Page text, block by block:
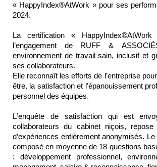
« HappyIndex®AtWork » pour ses
2024.
La certification «
l’engagement de RUFF &
environnement de travail sain, inclusif et
ses collaborateurs.
Elle reconnaît les efforts de l’entreprise
être, la satisfaction et l’épanouissement
personnel des équipes.
L’enquête de satisfactionqui est
collaborateurs du cabinet niçois, repose
d’expériences entièrementanonymisés.
composé en moyenne de 18 questions
:
développementprofessionnel,